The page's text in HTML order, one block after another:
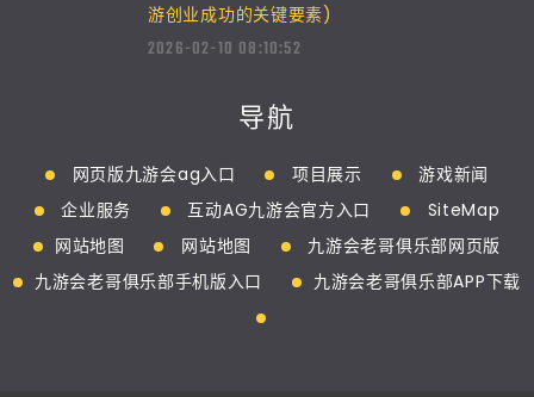
游创业成功的关键要素)
2026-02-10 08:10:52
导航
网页版九游会ag入口 项目展示
游戏新闻
企业服务
互动AG九游会官方入口
SiteMap
网站地图
网站地图
九游会老哥俱乐部网页版
九游会老哥俱乐部手机版入口
九游会老哥俱乐部APP下载